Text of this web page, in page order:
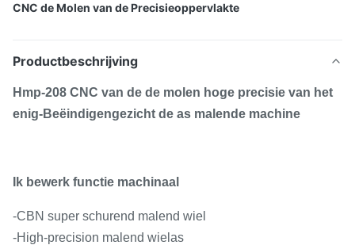
CNC de Molen van de Precisieoppervlakte
Productbeschrijving
Hmp-208 CNC van de de molen hoge precisie van het
enig-Beëindigengezicht de as malende machine
Ik bewerk functie machinaal
-CBN super schurend malend wiel
-High-precision malend wielas